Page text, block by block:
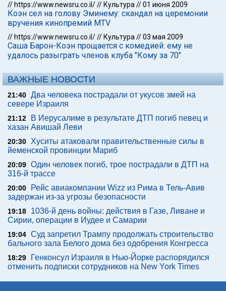
// https://www.newsru.co.il/// Культура //01 июня 2009
Коэн сел на голову Эминему: скандал на церемонии
вручения кинопремий MTV
// https://www.newsru.co.il/// Культура //03 мая 2009
Саша Барон-Коэн прощается с комедией: ему не
удалось разыграть членов клуба "Кому за 70"
ВАЖНЫЕ НОВОСТИ
21:40 Два человека пострадали от укусов змей на
севере Израиля
21:12
В Иерусалиме в результате ДТП погиб певец и
хазан Авишай Леви
20:30
Хуситы атаковали правительственные силы в
йеменской провинции Мариб
20:09 Один человек погиб, трое пострадали в ДТП на
316-й трассе
20:00
Рейс авиакомпании Wizz из Рима в Тель-Авив
задержан из-за угрозы безопасности
19:18
1036-й день войны: действия в Газе, Ливане и
Сирии, операции в Иудее и Самарии
19:04 Суд запретил Трампу продолжать строительство
бального зала Белого дома без одобрения Конгресса
18:29
Генконсул Израиля в Нью-Йорке распорядился
отменить подписки сотрудников на New York Times